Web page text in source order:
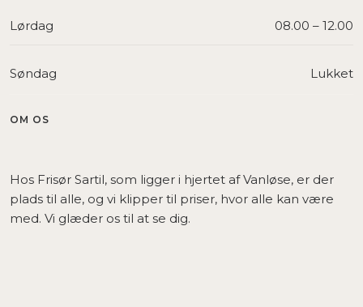
Lørdag 08.00 – 12.00​
Søndag Lukket
OM OS
Hos Frisør Sartil, som ligger i hjertet af Vanløse, er der
plads til alle, og vi klipper til priser, hvor alle kan være
med. Vi glæder os til at se dig.